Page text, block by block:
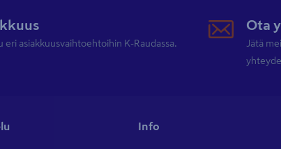
eri asiakkuusvaihtoehtoihin K-Raudassa.
Ota
Jätä
Info